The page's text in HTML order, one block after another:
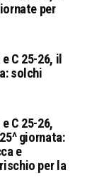
per
C 25-26, il
solchi
C 25-26,
giornata:
e
per la